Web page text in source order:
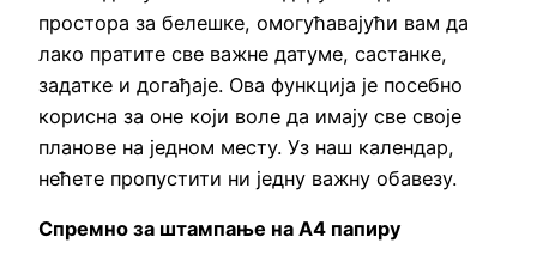
простора за белешке, омогућавајући вам да
лако пратите све важне датуме, састанке,
задатке и догађаје. Ова функција је посебно
корисна за оне који воле да имају све своје
планове на једном месту. Уз наш календар,
нећете пропустити ни једну важну обавезу.
Спремно за штампање на А4 папиру